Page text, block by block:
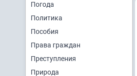
Погода
Политика
Пособия
Права граждан
Преступления
Природа